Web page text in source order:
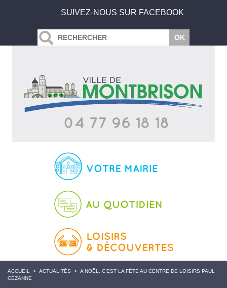
SUIVEZ-NOUS SUR FACEBOOK
ACCUEIL > ACTUALITÉS > A NOËL, C’EST LA FÊTE AU CENTRE DE LOISIRS PAUL
CÉZANNE